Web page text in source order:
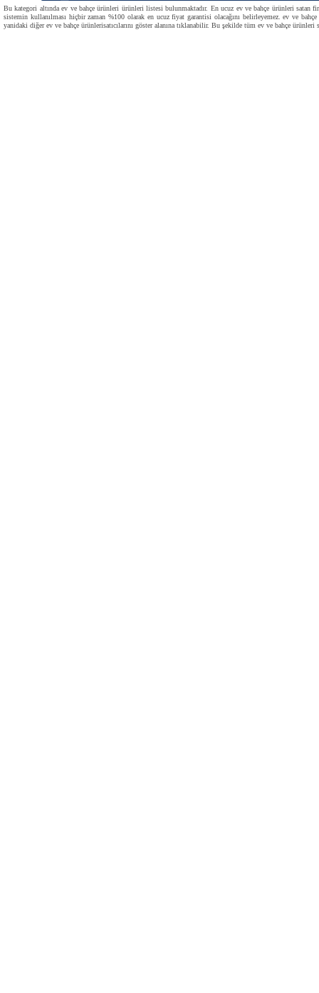
Bu kategori altında ev ve bahçe ürünleri ürünleri listesi bulunmaktadır. En ucuz ev ve bahçe ürünleri
sistemin kullanılması hiçbir zaman %100 olarak en ucuz fiyat garantisi olacağını belirleyemez. ev ve
yanidaki diğer ev ve bahçe ürünlerisatıcılarını göster alanına tıklanabilir. Bu şekilde tüm ev ve bahçe